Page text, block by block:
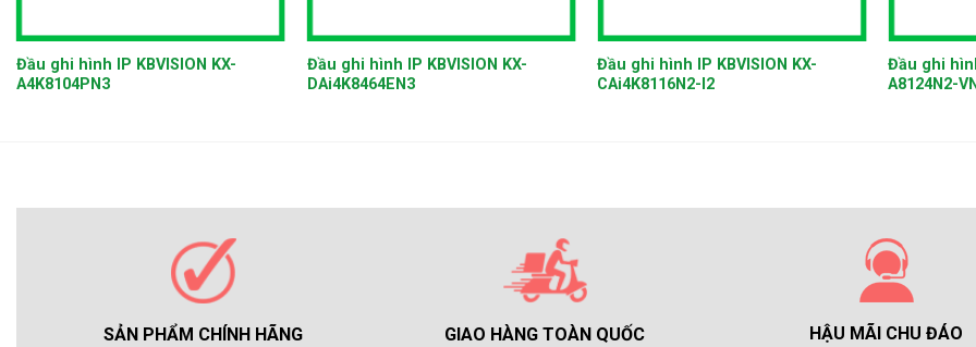
Đầu ghi hình IP KBVISION KX-
A4K8104PN3
Đầu ghi hình IP KBVISION KX-
DAi4K8464EN3
Đầu ghi hình IP KBVISION KX-
CAi4K8116N2-I2
Đầu ghi
A8124N2-
SẢN PHẨM CHÍNH HÃNG
GIAO HÀNG TOÀN QUỐC
HẬU MÃI CHU ĐÁO